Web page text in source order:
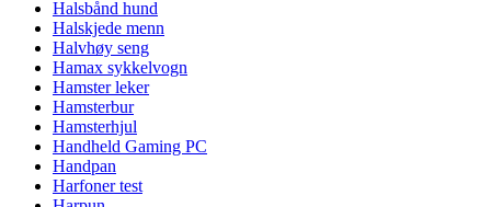
Halsbånd hund
Halskjede menn
Halvhøy seng
Hamax sykkelvogn
Hamster leker
Hamsterbur
Hamsterhjul
Handheld Gaming PC
Handpan
Harfoner test